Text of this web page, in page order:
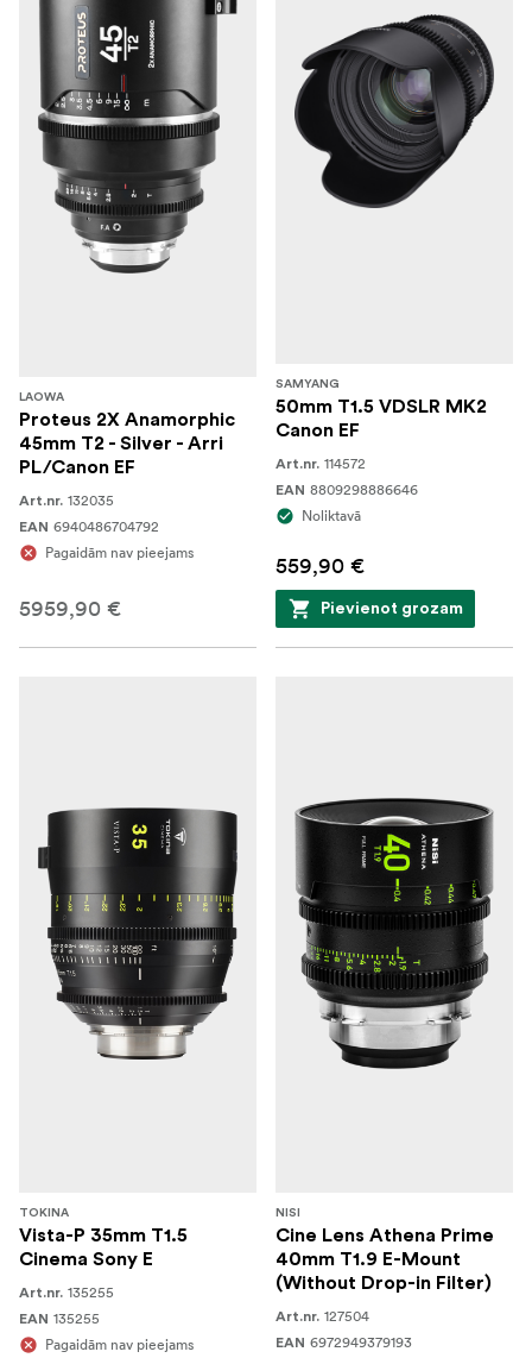
LAOWA
Proteus 2X Anamorphic
45mm T2 - Silver - Arri
PL/Canon EF
Art.nr. 132035
EAN 6940486704792
Pagaidām nav pieejams
5959,90 €
SAMYANG
50mm T1.5 VDSLR MK2
Canon EF
Art.nr. 114572
EAN 8809298886646
Noliktavā
559,90 €
Pievienot grozam
TOKINA
Vista-P 35mm T1.5
Cinema Sony E
Art.nr. 135255
EAN 135255
Pagaidām nav pieejams
NISI
Cine Lens Athena Prime
40mm T1.9 E-Mount
(Without Drop-in Filter)
Art.nr. 127504
EAN 6972949379193